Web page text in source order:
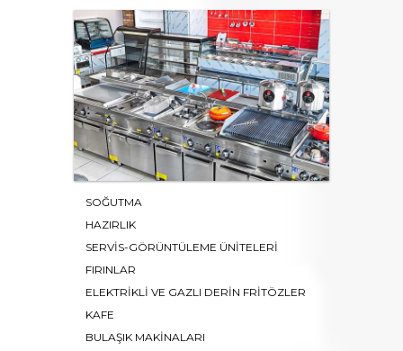
SOĞUTMA
HAZIRLIK
SERVİS-GÖRÜNTÜLEME ÜNİTELERİ
FIRINLAR
ELEKTRİKLİ VE GAZLI DERİN FRİTÖZLER
KAFE
BULAŞIK MAKİNALARI